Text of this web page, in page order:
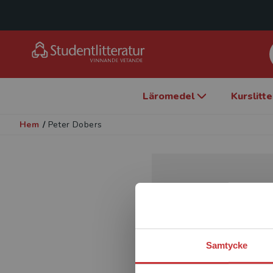
Samtycke
Läromedel
Hem / Peter Dobers